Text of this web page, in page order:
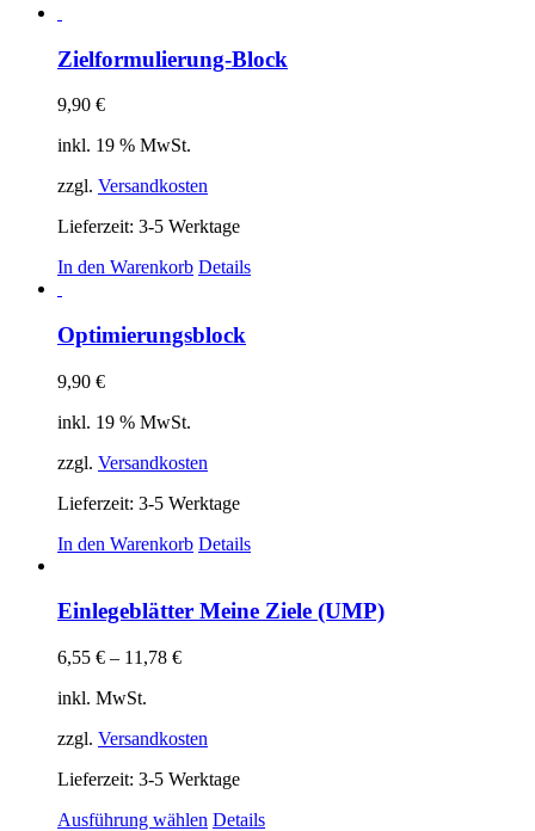
Zielformulierung-Block
9,90 €
inkl. 19 % MwSt.
zzgl. Versandkosten
Lieferzeit: 3-5 Werktage
In den Warenkorb Details
Optimierungsblock
9,90 €
inkl. 19 % MwSt.
zzgl. Versandkosten
Lieferzeit: 3-5 Werktage
In den Warenkorb Details
Einlegeblätter Meine Ziele (UMP)
6,55 € – 11,78 €
inkl. MwSt.
zzgl. Versandkosten
Lieferzeit: 3-5 Werktage
Ausführung wählen Dieses
Details